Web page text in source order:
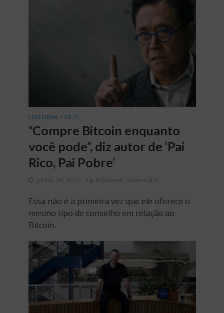
EDITORIAL • TIC'S
“Compre Bitcoin enquanto
você pode”, diz autor de ‘Pai
Rico, Pai Pobre’
junho 29, 2021 Adicionar comentário
Essa não é a primeira vez que ele oferece o
mesmo tipo de conselho em relação ao
Bitcoin.